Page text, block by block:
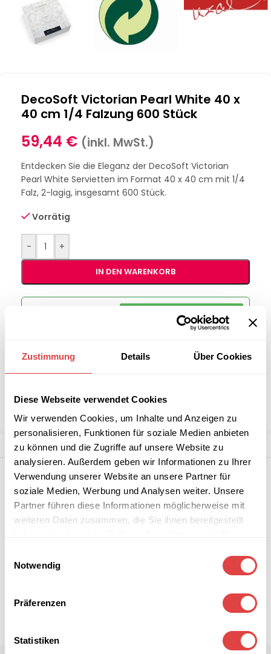
Zustimmung Details Über Cookies
Diese Webseite verwendet Cookies
Wir verwenden Cookies, um Inhalte und Anzeigen zu
personalisieren, Funktionen für soziale Medien anbieten
zu können und die Zugriffe auf unsere Website zu
analysieren. Außerdem geben wir Informationen zu Ihrer
Verwendung unserer Website an unsere Partner für
soziale Medien, Werbung und Analysen weiter. Unsere
Partner führen diese Informationen möglicherweise mit
weiteren Daten zusammen, die Sie ihnen bereitgestellt
Notwendig
Präferenzen
Statistiken
DecoSoft Victorian Pearl White 40 x
40 cm 1/4 Falzung 600 Stück
59,44 € (inkl. MwSt.)
Entdecken Sie die Eleganz der DecoSoft Victorian
Pearl White Servietten im Format 40 x 40 cm mit 1/4
Falz, 2-lagig, insgesamt 600 Stück.
Vorrätig
- +
IN DEN WARENKORB
B2B-Angebot
anfordern
Kategorie: Servietten
Teilen: